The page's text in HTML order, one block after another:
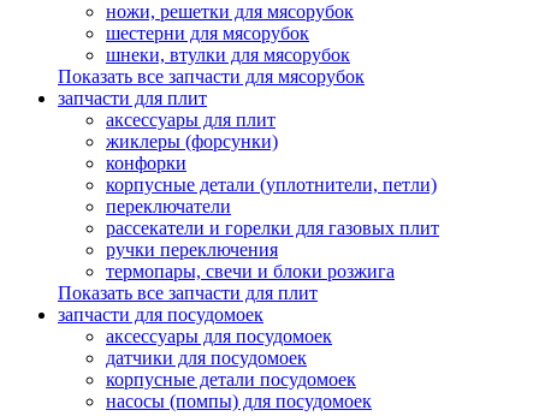
ножи, решетки для мясорубок
шестерни для мясорубок
шнеки, втулки для мясорубок
Показать все запчасти для мясорубок
запчасти для плит
аксессуары для плит
жиклеры (форсунки)
конфорки
корпусные детали (уплотнители, петли)
переключатели
рассекатели и горелки для газовых плит
ручки переключения
термопары, свечи и блоки розжига
Показать все запчасти для плит
запчасти для посудомоек
аксессуары для посудомоек
датчики для посудомоек
корпусные детали посудомоек
насосы (помпы) для посудомоек